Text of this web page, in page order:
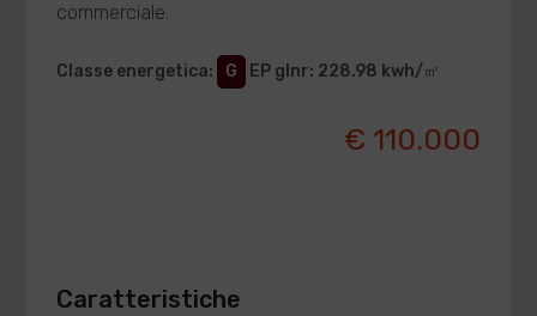
commerciale.
Classe energetica: G EP glnr: 228.98 kwh/㎡
€ 110.000
Caratteristiche